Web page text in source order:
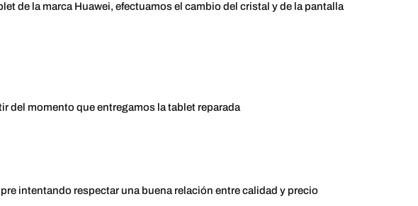
de la marca Huawei, efectuamos el cambio del cristal y de la pantalla
del momento que entregamos la tablet reparada
intentando respectar una buena relación entre calidad y precio